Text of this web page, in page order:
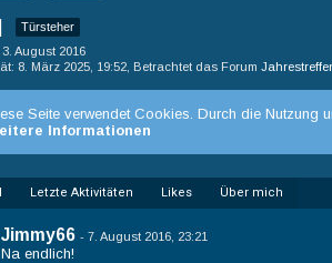
Türsteher
August 2016
8. März 2025, 19:52, Betrachtet das Forum
Seite verwendet Cookies. Durch die Nutzung
Informationen
Letzte Aktivitäten Likes Über mich
Jimmy66 - 7. August 2016, 23:21
Na endlich!